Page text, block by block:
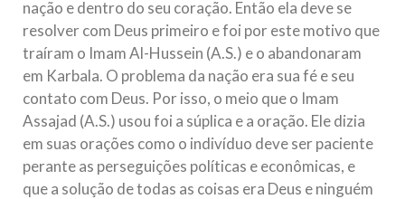
nação e dentro do seu coração. Então ela deve se
resolver com Deus primeiro e foi por este motivo que
traíram o Imam Al-Hussein (A.S.) e o abandonaram
em Karbala. O problema da nação era sua fé e seu
contato com Deus. Por isso, o meio que o Imam
Assajad (A.S.) usou foi a súplica e a oração. Ele dizia
em suas orações como o indivíduo deve ser paciente
perante as perseguições políticas e econômicas, e
que a solução de todas as coisas era Deus e ninguém